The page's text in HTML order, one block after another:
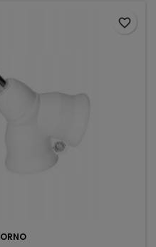
ORNO
favorite_border